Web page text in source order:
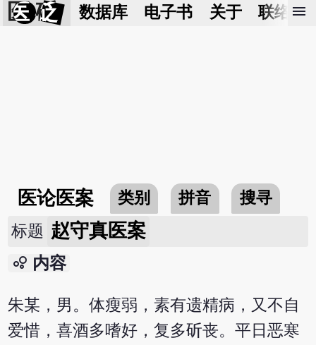
医 砭 数据库 电子书 关于 联络我
menu
医论医案 类别 拼音
搜寻
标题 赵守真医案
bubble_chart 内容
朱某，男。体瘦弱，素有遗精病，又不自
爱惜，喜酒多嗜好，复多斫丧。平日恶寒